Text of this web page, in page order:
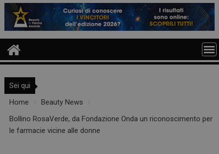
Sei qui
Home
Beauty News
Bollino RosaVerde, da Fondazione Onda un riconoscimento per
le farmacie vicine alle donne